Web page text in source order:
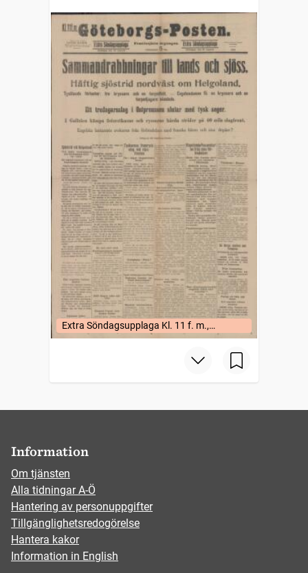
Extra Söndagsupplaga Kl. 11 f. m.,
Göteborg
Information
Om tjänsten
Alla tidningar A-Ö
Hantering av personuppgifter
Tillgänglighetsredogörelse
Hantera kakor
Information in English